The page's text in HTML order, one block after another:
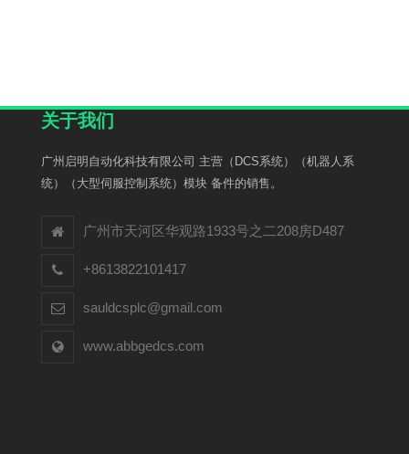
关于我们
广州启明自动化科技有限公司 主营（DCS系统）（机器人系
统）（大型伺服控制系统）模块 备件的销售。
广州市天河区华观路1933号之二208房D487
+8613822101417
sauldcsplc@gmail.com
www.abbgedcs.com